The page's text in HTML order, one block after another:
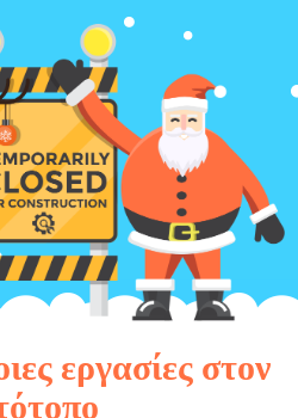
εργασίες στον